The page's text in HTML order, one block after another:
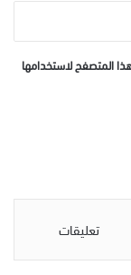
المتصفح لاستخدامها
تعليقات